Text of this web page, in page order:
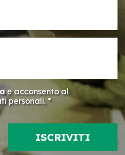
e acconsento al
personali. *